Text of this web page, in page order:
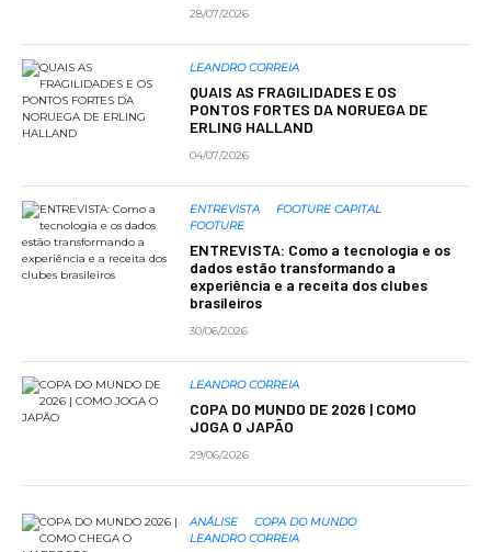
28/07/2026
LEANDRO CORREIA
QUAIS AS FRAGILIDADES E OS
PONTOS FORTES DA NORUEGA DE
ERLING HALLAND
04/07/2026
ENTREVISTA
FOOTURE CAPITAL
FOOTURE
ENTREVISTA: Como a tecnologia e os
dados estão transformando a
experiência e a receita dos clubes
brasileiros
30/06/2026
LEANDRO CORREIA
COPA DO MUNDO DE 2026 | COMO
JOGA O JAPÃO
29/06/2026
ANÁLISE
COPA DO MUNDO
LEANDRO CORREIA